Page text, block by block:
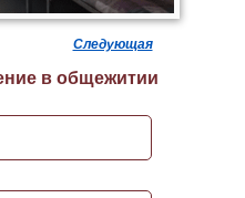
Следующая
в общежитии